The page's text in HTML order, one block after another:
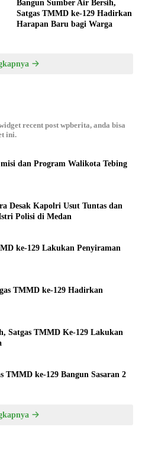
Bangun Sumber Air Bersih,
Satgas TMMD ke-129 Hadirkan
Harapan Baru bagi Warga
recent post wpberita, anda bisa
ini.
dan Program Walikota Tebing
Desak Kapolri Usut Tuntas dan
Polisi di Medan
ke-129 Lakukan Penyiraman
TMMD ke-129 Hadirkan
Satgas TMMD Ke-129 Lakukan
TMMD ke-129 Bangun Sasaran 2